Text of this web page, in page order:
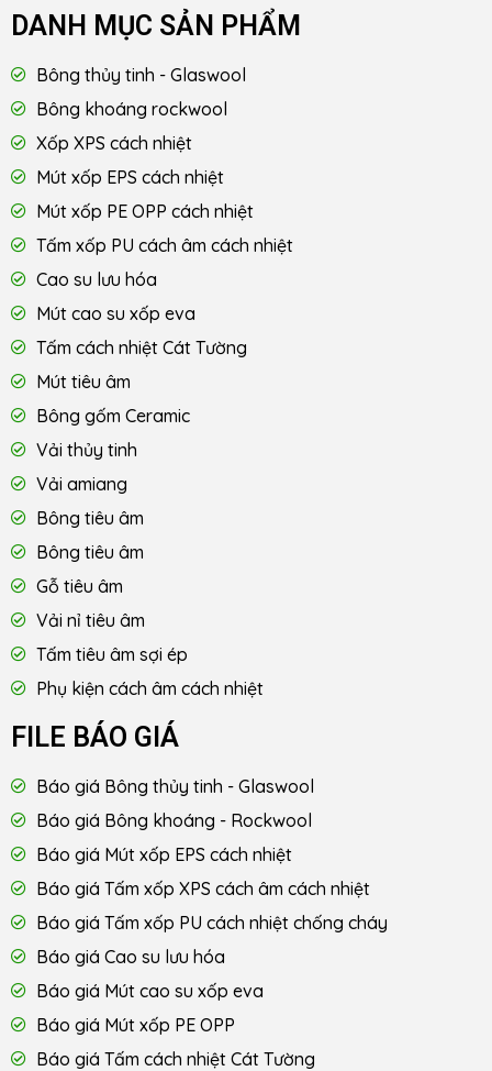
DANH MỤC SẢN PHẨM
Bông thủy tinh - Glaswool
Bông khoáng rockwool
Xốp XPS cách nhiệt
Mút xốp EPS cách nhiệt
Mút xốp PE OPP cách nhiệt
Tấm xốp PU cách âm cách nhiệt
Cao su lưu hóa
Mút cao su xốp eva
Tấm cách nhiệt Cát Tường
Mút tiêu âm
Bông gốm Ceramic
Vải thủy tinh
Vải amiang
Bông tiêu âm
Bông tiêu âm
Gỗ tiêu âm
Vải nỉ tiêu âm
Tấm tiêu âm sợi ép
Phụ kiện cách âm cách nhiệt
FILE BÁO GIÁ
Báo giá Bông thủy tinh - Glaswool
Báo giá Bông khoáng - Rockwool
Báo giá Mút xốp EPS cách nhiệt
Báo giá Tấm xốp XPS cách âm cách nhiệt
Báo giá Tấm xốp PU cách nhiệt chống cháy
Báo giá Cao su lưu hóa
Báo giá Mút cao su xốp eva
Báo giá Mút xốp PE OPP
Báo giá Tấm cách nhiệt Cát Tường